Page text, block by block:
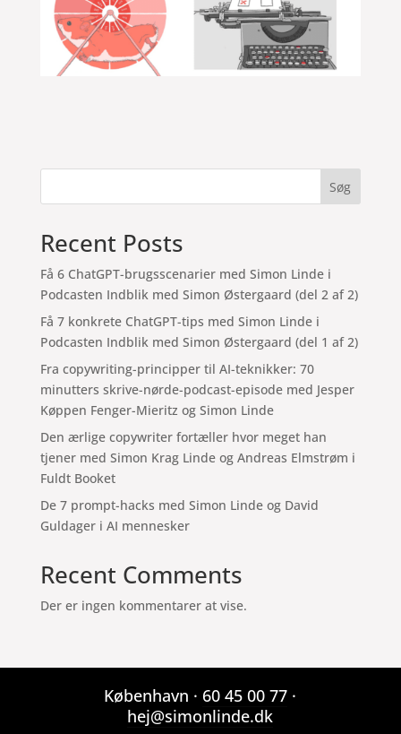
Søg
Recent Posts
Få 6 ChatGPT-brugsscenarier med Simon Linde i
Podcasten Indblik med Simon Østergaard (del 2 af 2)
Få 7 konkrete ChatGPT-tips med Simon Linde i
Podcasten Indblik med Simon Østergaard (del 1 af 2)
Fra copywriting-principper til AI-teknikker: 70
minutters skrive-nørde-podcast-episode med Jesper
Køppen Fenger-Mieritz og Simon Linde
Den ærlige copywriter fortæller hvor meget han
tjener med Simon Krag Linde og Andreas Elmstrøm i
Fuldt Booket
De 7 prompt-hacks med Simon Linde og David
Guldager i AI mennesker
Recent Comments
Der er ingen kommentarer at vise.
København · 60 45 00 77 ·
hej@simonlinde.dk